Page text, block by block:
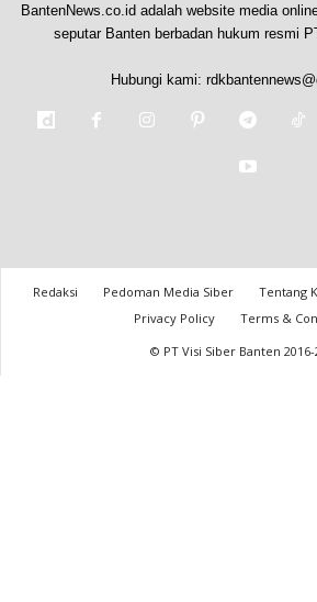
BantenNews.co.id adalah website media
seputar Banten berbadan hukum resmi
Hubungi kami:
Redaksi Pedoman Media Siber Tentang
Privacy Policy
Terms &
© PT Visi Siber Banten 2016-